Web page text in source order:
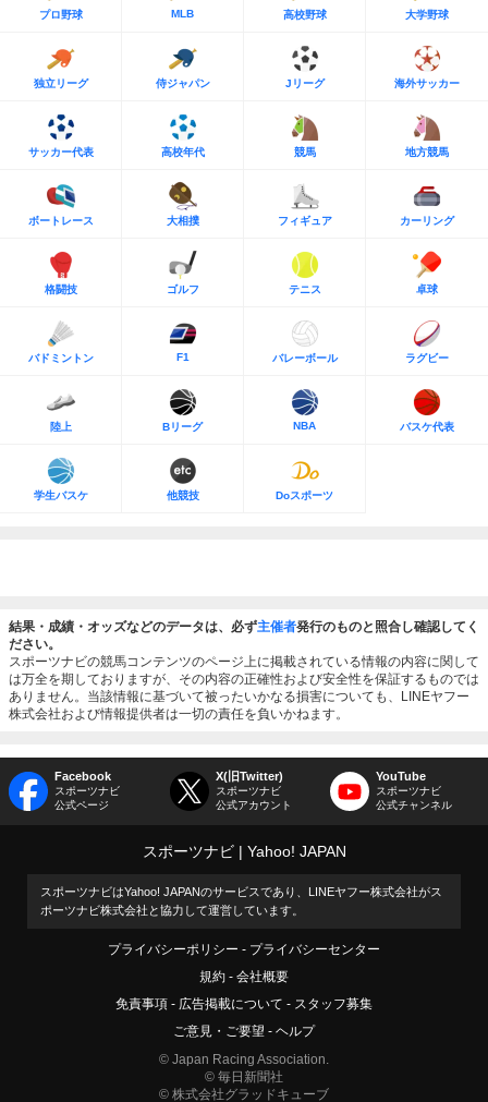
プロ野球 MLB 高校野球 大学野球
独立リーグ 侍ジャパン Jリーグ 海外サッカー
サッカー代表 高校年代 競馬 地方競馬
ボートレース 大相撲 フィギュア カーリング
格闘技 ゴルフ テニス 卓球
バドミントン F1 バレーボール ラグビー
陸上 Bリーグ NBA バスケ代表
学生バスケ 他競技 Doスポーツ
結果・成績・オッズなどのデータは、必ず主催者発行のものと照合し確認してく
ださい。
スポーツナビの競馬コンテンツのページ上に掲載されている情報の内容に関して
は万全を期しておりますが、その内容の正確性および安全性を保証するものでは
ありません。当該情報に基づいて被ったいかなる損害についても、LINEヤフー
株式会社および情報提供者は一切の責任を負いかねます。
Facebook
スポーツナビ
公式ページ
X(旧Twitter)
スポーツナビ
公式アカウント
YouTube
スポーツナビ
公式チャンネル
スポーツナビ Yahoo! JAPAN
スポーツナビはYahoo! JAPANのサービスであり、LINEヤフー株式会社がス
ポーツナビ株式会社と協力して運営しています。
プライバシーポリシー
プライバシーセンター
規約
会社概要
免責事項
広告掲載について
スタッフ募集
ご意見・ご要望
ヘルプ
© Japan Racing Association.
© 毎日新聞社
© 株式会社グラッドキューブ